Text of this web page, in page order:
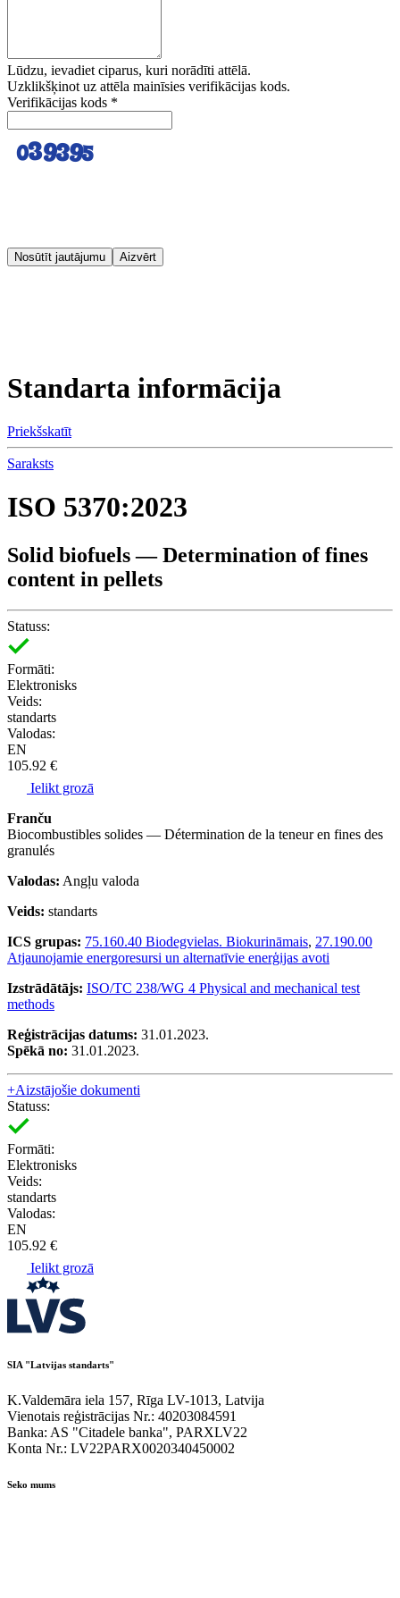
Lūdzu, ievadiet ciparus, kuri norādīti attēlā.
Uzklikšķinot uz attēla mainīsies verifikācijas kods.
Verifikācijas kods *
Nosūtīt jautājumu Aizvērt
Standarta informācija
Priekšskatīt
Saraksts
ISO 5370:2023
Solid biofuels — Determination of fines
content in pellets
Statuss:
Formāti:
Elektronisks
Veids:
standarts
Valodas:
EN
105.92 €
Ielikt grozā
Franču
Biocombustibles solides — Détermination de la teneur en fines des
granulés
Valodas: Angļu valoda
Veids: standarts
ICS grupas: 75.160.40 Biodegvielas. Biokurināmais, 27.190.00
Atjaunojamie energoresursi un alternatīvie enerģijas avoti
Izstrādātājs: ISO/TC 238/WG 4 Physical and mechanical test
methods
Reģistrācijas datums: 31.01.2023.
Spēkā no: 31.01.2023.
+Aizstājošie dokumenti
Statuss:
Formāti:
Elektronisks
Veids:
standarts
Valodas:
EN
105.92 €
Ielikt grozā
SIA "Latvijas standarts"
K.Valdemāra iela 157, Rīga LV-1013, Latvija
Vienotais reģistrācijas Nr.: 40203084591
Banka: AS "Citadele banka", PARXLV22
Konta Nr.: LV22PARX0020340450002
Seko mums